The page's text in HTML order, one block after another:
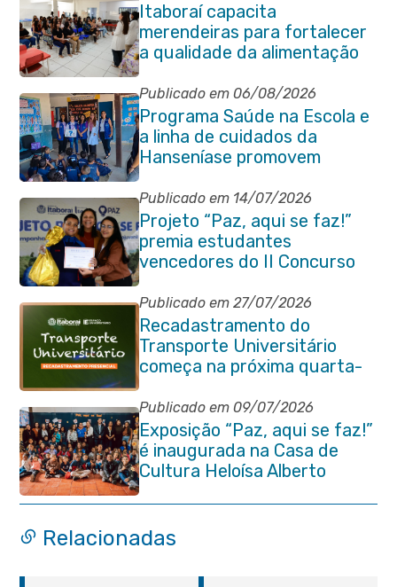
Itaboraí capacita
merendeiras para fortalecer
a qualidade da alimentação
escolar na rede municipal
Publicado em 06/08/2026
Programa Saúde na Escola e
a linha de cuidados da
Hanseníase promovem
conscientização sobre
hanseníase na E.M Adelaide
de Magalhães Seabra
Publicado em 14/07/2026
Projeto “Paz, aqui se faz!”
premia estudantes
vencedores do II Concurso
de Contos em Itaboraí
Publicado em 27/07/2026
Recadastramento do
Transporte Universitário
começa na próxima quarta-
feira (29/07)
Publicado em 09/07/2026
Exposição “Paz, aqui se faz!”
é inaugurada na Casa de
Cultura Heloísa Alberto
Torres
Relacionadas